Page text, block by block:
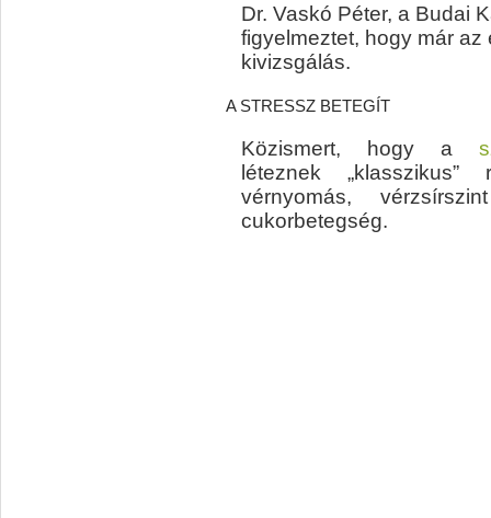
Dr. Vaskó Péter, a Budai
figyelmeztet, hogy már
kivizsgálás.
A STRESSZ BETEGÍT
Közismert, hogy a
léteznek
vérnyomás,
cukorbetegség.